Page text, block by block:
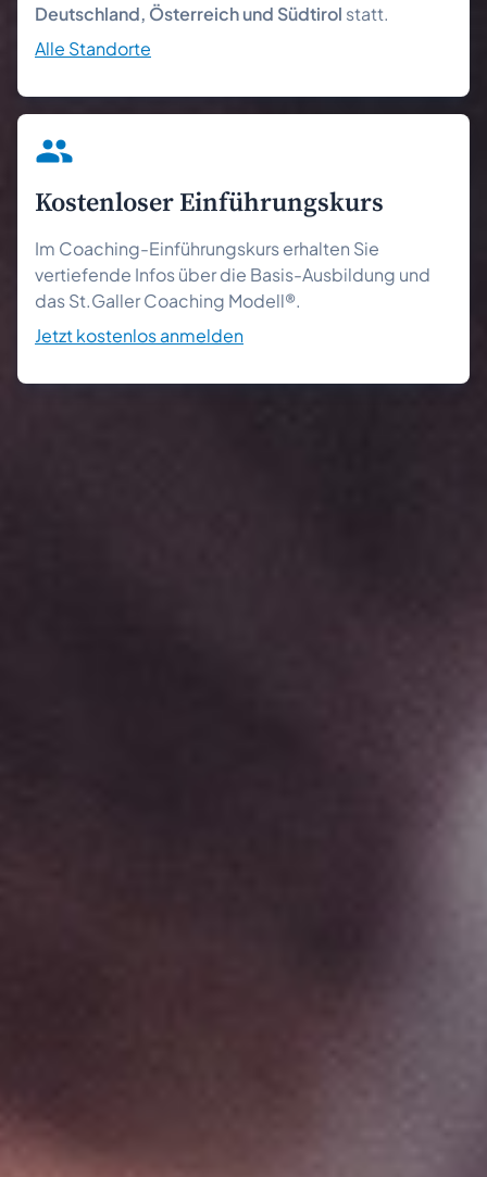
Deutschland, Österreich und Südtirol statt.
Alle Standorte
Kostenloser Einführungs­kurs
Im Coaching-Einführungskurs erhalten Sie
vertiefende Infos über die Basis-Ausbildung und
das St.Galler Coaching Modell®.
Jetzt kostenlos anmelden